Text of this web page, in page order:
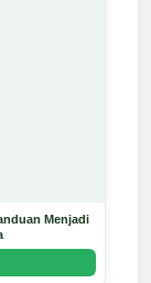
Menjadi